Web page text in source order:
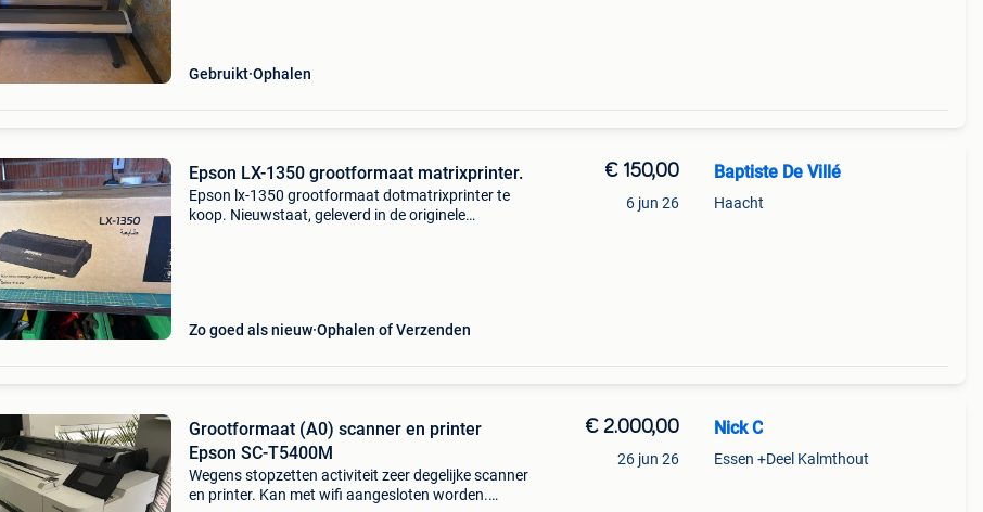
Gebruikt Ophalen
Epson LX-1350 grootformaat matrixprinter.
Epson lx-1350 grootformaat dotmatrixprinter te
koop. Nieuwstaat, geleverd in de originele
Zo goed als nieuw Ophalen of Verzenden
€ 150,00
6 jun 26
Baptiste De Villé
Haacht
Grootformaat (A0) scanner en printer
Epson SC-T5400M
Wegens stopzetten activiteit zeer degelijke scanner
en printer. Kan met wifi aangesloten worden.
€ 2.000,00
26 jun 26
Nick C
Essen +Deel Kalmthout